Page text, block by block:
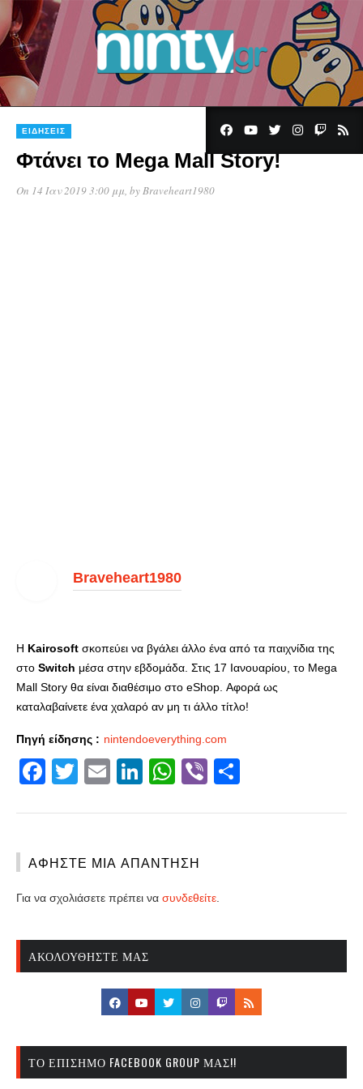
ΕΙΔΉΣΕΙΣ
Φτάνει το Mega Mall Story!
On 14 Ιαν 2019 3:00 μμ, byBraveheart1980
Braveheart1980
Η Kairosoft σκοπεύει να βγάλει άλλο ένα από τα παιχνίδια της
στο Switch μέσα στην εβδομάδα. Στις 17 Ιανουαρίου, το Mega
Mall Story θα είναι διαθέσιμο στο eShop. Αφορά ως
καταλαβαίνετε ένα χαλαρό αν μη τι άλλο τίτλο!
Πηγή είδησης : nintendoeverything.com
Facebook
Twitter
EmailLinkedIn
WhatsApp
Viber
ΑΦΉΣΤΕ ΜΙΑ ΑΠΆΝΤΗΣΗ
Για να σχολιάσετε πρέπει να συνδεθείτε
ΑΚΟΛΟΥΘΉΣΤΕ ΜΑΣ
ΤΟ ΕΠΊΣΗΜΟ FACEBOOK GROUP ΜΑΣ!!